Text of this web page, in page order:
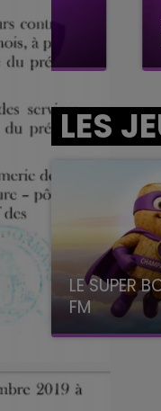
LE WEEK-
LES
LE SUPER
FM
avec La